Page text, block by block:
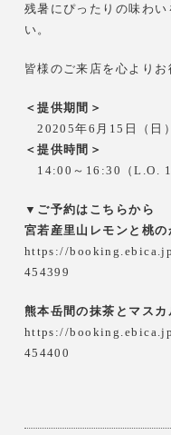
残暑にぴったりの味わ
い。
皆様のご来店を心よりお
＜提供期間＞
20205年6月15日（日
＜提供時間＞
14:00～16:30（L.O.
▼ご予約はこちらから
宮若産里山レモンと桃の
https://
454399
熊本岳間の抹茶とマス
https://
454400